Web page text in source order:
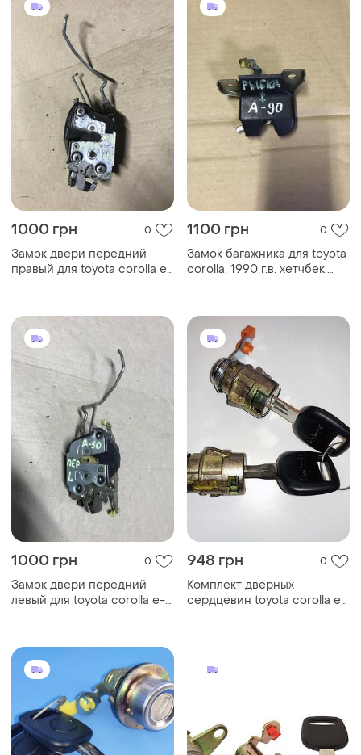
1000 грн 0
Замок двери передний
правый для toyota corolla e-
1100 грн 0
Замок багажника для toyota
corolla. 1990 г.в. хетчбек.
1000 грн 0
Замок двери передний
левый для toyota corolla e-
948 грн 0
Комплект дверных
сердцевин toyota corolla e9